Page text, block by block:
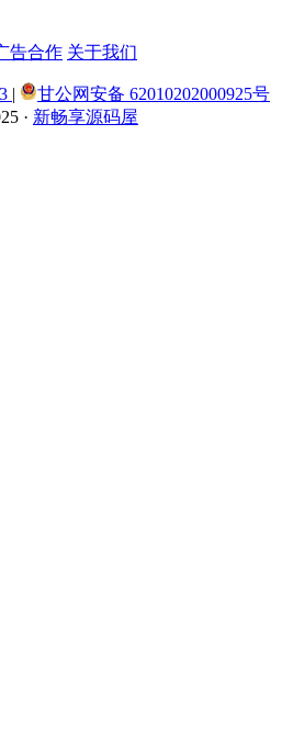
告合作 关于我们
|
甘公网安备 62010202000925号
· 新畅享源码屋